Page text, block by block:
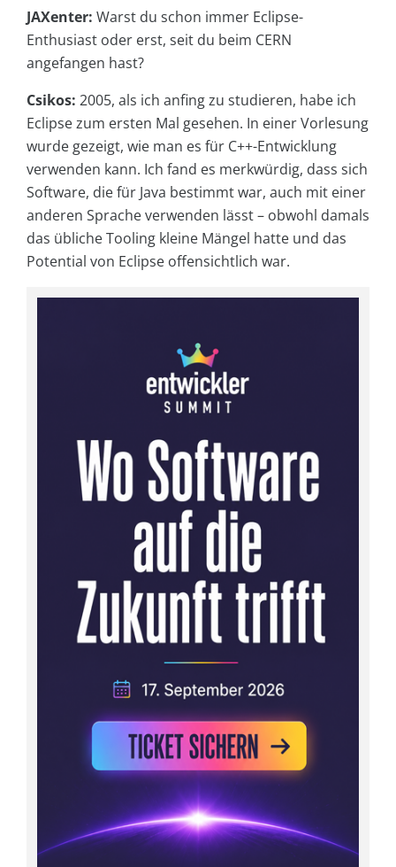
JAXenter: Warst du schon immer Eclipse-
Enthusiast oder erst, seit du beim CERN
angefangen hast?
Csikos: 2005, als ich anfing zu studieren, habe ich
Eclipse zum ersten Mal gesehen. In einer Vorlesung
wurde gezeigt, wie man es für C++-Entwicklung
verwenden kann. Ich fand es merkwürdig, dass sich
Software, die für Java bestimmt war, auch mit einer
anderen Sprache verwenden lässt – obwohl damals
das übliche Tooling kleine Mängel hatte und das
Potential von Eclipse offensichtlich war.